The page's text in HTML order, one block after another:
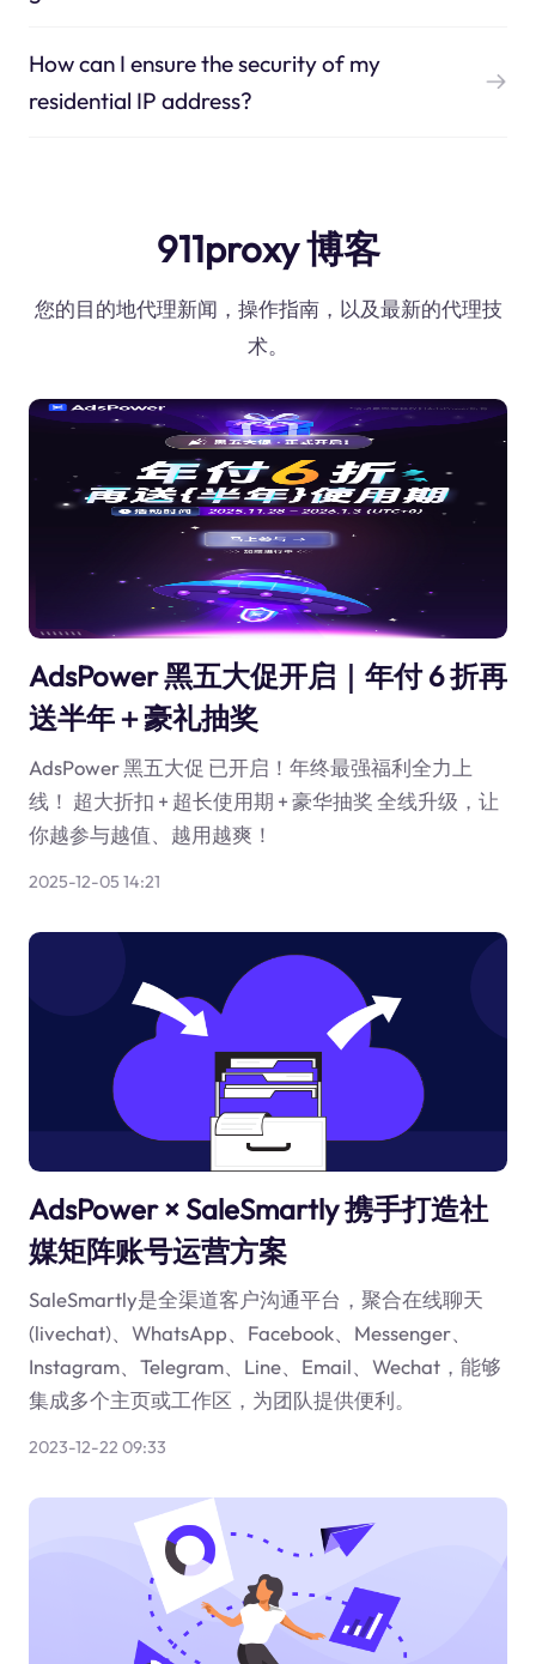
How can I ensure the security of my
residential IP address?
911proxy 博客
您的目的地代理新闻，操作指南，以及最新的代理技
术。
AdsPower 黑五大促开启｜年付 6 折再
送半年＋豪礼抽奖
AdsPower 黑五大促 已开启！年终最强福利全力上
线！ 超大折扣 + 超长使用期 + 豪华抽奖 全线升级，让
你越参与越值、越用越爽！
2025-12-05 14:21
AdsPower × SaleSmartly 携手打造社
媒矩阵账号运营方案
SaleSmartly是全渠道客户沟通平台，聚合在线聊天
(livechat)、WhatsApp、Facebook、Messenger、
Instagram、Telegram、Line、Email、Wechat，能够
集成多个主页或工作区，为团队提供便利。
2023-12-22 09:33